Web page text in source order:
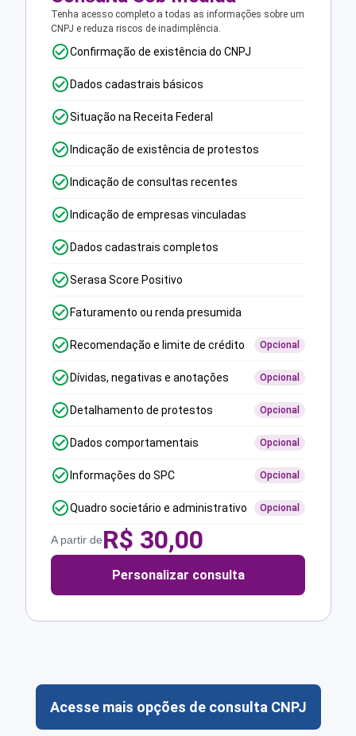
Tenha acesso completo a todas as informações sobre um
CNPJ e reduza riscos de inadimplência.
Confirmação de existência do CNPJ
Dados cadastrais básicos
Situação na Receita Federal
Indicação de existência de protestos
Indicação de consultas recentes
Indicação de empresas vinculadas
Dados cadastrais completos
Serasa Score Positivo
Faturamento ou renda presumida
Recomendação e limite de crédito Opcional
Dívidas, negativas e anotações Opcional
Detalhamento de protestos Opcional
Dados comportamentais Opcional
Informações do SPC Opcional
Quadro societário e administrativo Opcional
A partir deR$ 30,00
Personalizar consulta
Acesse mais opções de consulta CNPJ